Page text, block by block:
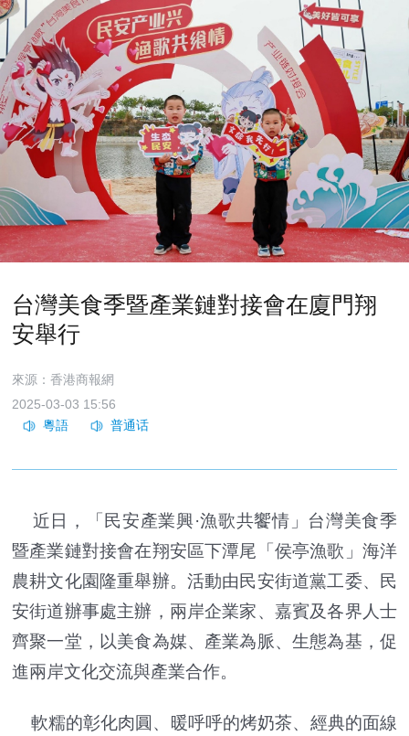
台灣美食季暨產業鏈對接會在廈門翔
安舉行
來源：香港商報網
2025-03-03 15:56
近日，「民安產業興·漁歌共饗情」台灣美食季
暨產業鏈對接會在翔安區下潭尾「侯亭漁歌」海洋
農耕文化園隆重舉辦。活動由民安街道黨工委、民
安街道辦事處主辦，兩岸企業家、嘉賓及各界人士
齊聚一堂，以美食為媒、產業為脈、生態為基，促
進兩岸文化交流與產業合作。
軟糯的彰化肉圓、暖呼呼的烤奶茶、經典的面線